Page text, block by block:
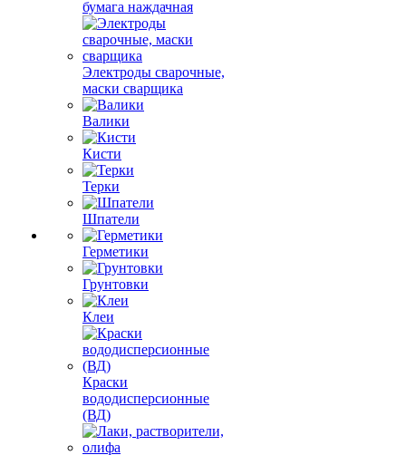
бумага наждачная
Электроды сварочные,
маски сварщика
Валики
Кисти
Терки
Шпатели
Герметики
Грунтовки
Клеи
Краски
вододисперсионные
(ВД)